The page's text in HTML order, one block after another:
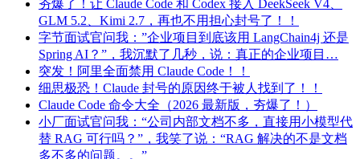
夯爆了！让 Claude Code 和 Codex 接入 DeekSeek V4、
GLM 5.2、Kimi 2.7，再也不用担心封号了！！
字节面试官问我：”企业项目到底该用 LangChain4j 还是
Spring AI？”，我沉默了几秒，说：真正的企业项目…
突发！阿里全面禁用 Claude Code！！
细思极恐！Claude 封号的原因终于被人找到了！！
Claude Code 命令大全（2026 最新版，夯爆了！）
小厂面试官问我：“公司内部文档不多，直接用小模型代
替 RAG 可行吗？”，我笑了说：“RAG 解决的不是文档
多不多的问题。。”